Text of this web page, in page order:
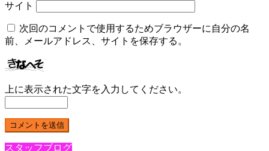
サイト
次回のコメントで使用するためブラウザーに自分の名
前、メールアドレス、サイトを保存する。
上に表示された文字を入力してください。
スタッフブログ